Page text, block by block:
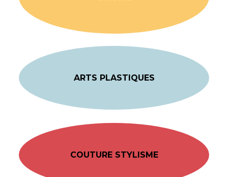
ARTS PLASTIQUES
COUTURE STYLISME